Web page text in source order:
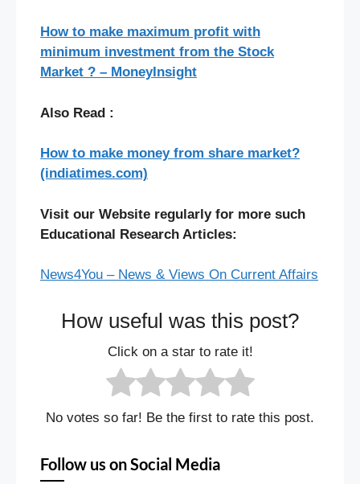
How to make maximum profit with
minimum investment from the Stock
Market ? – MoneyInsight
Also Read :
How to make money from share market?
(indiatimes.com)
Visit our Website regularly for more such
Educational Research Articles:
News4You – News & Views On Current Affairs
How useful was this post?
Click on a star to rate it!
No votes so far! Be the first to rate this post.
Follow us on Social Media